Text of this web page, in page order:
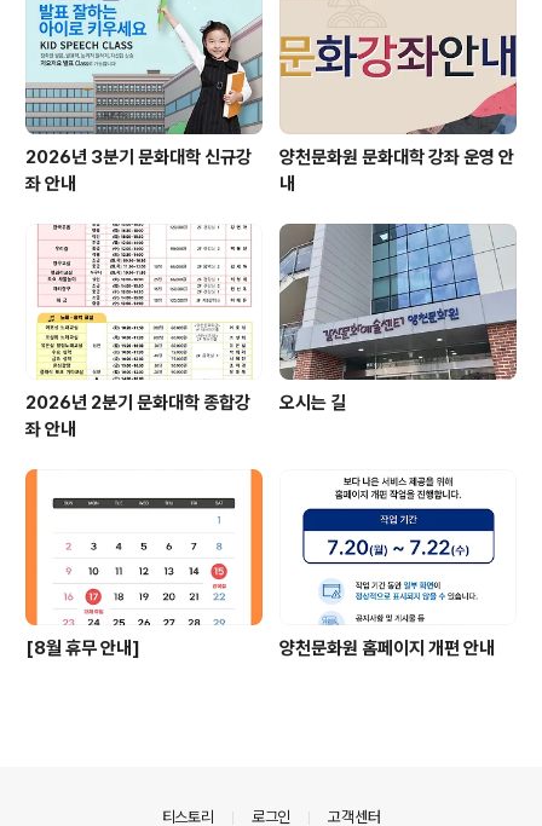
2026년 3분기 문화대학 신규강
좌 안내
양천문화원 문화대학 강좌 운영 안
내
2026년 2분기 문화대학 종합강
좌 안내
오시는 길
[8월 휴무 안내] 양천문화원 홈페이지 개편 안내
티스토리 로그인 고객센터